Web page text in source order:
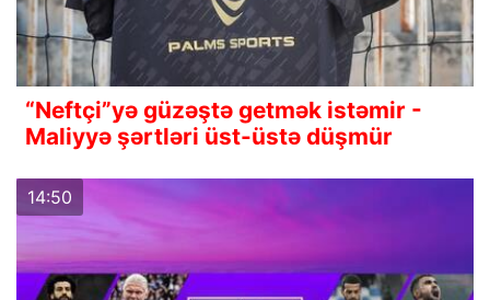
“Neftçi”yə güzəştə getmək istəmir -
Maliyyə şərtləri üst-üstə düşmür
14:50